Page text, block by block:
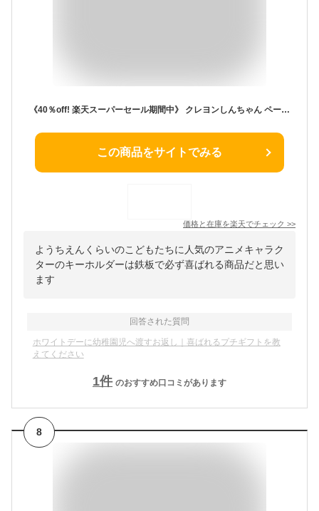
《40％off! 楽天スーパーセール期間中》 クレヨンしんちゃん ペール マスコット しんのすけ幼稚園 グッズ ぬいぐるみ キャラクター キーホルダー しんちゃん 公式グッズ プレゼント ギフト 女の子 誕生日 子供 女の子 男の子 プレゼント 女性 ホワイトデー
この商品をサイトでみる
価格と在庫を楽天でチェック >>
ようちえんくらいのこどもたちに人気のアニメキャラク
ターのキーホルダーは鉄板で必ず喜ばれる商品だと思い
ます
回答された質問
ホワイトデーに幼稚園児へ渡すお返し｜喜ばれるプチギフトを教
えてください
1件 のおすすめ口コミがあります
8